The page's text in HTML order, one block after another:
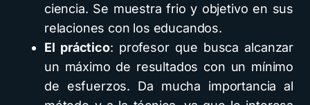
ciencia. Se muestra frio y objetivo en sus
relaciones con los educandos.
El práctico: profesor que busca alcanzar
un máximo de resultados con un mínimo
de esfuerzos. Da mucha importancia al